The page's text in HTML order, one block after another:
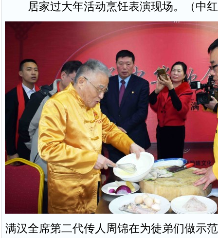
居家过大年活动烹饪表演现场。（中
满汉全席第二代传人周锦在为徒弟们做示